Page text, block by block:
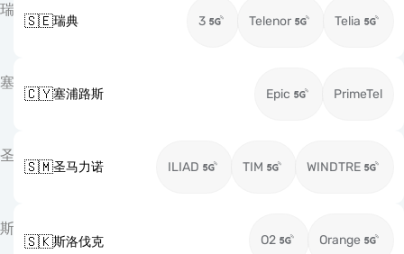
瑞
🇸🇪瑞典 3 Telenor Telia
塞
🇨🇾塞浦路斯 Epic PrimeTel
圣
🇸🇲圣马力诺 ILIAD TIM WINDTRE
斯
🇸🇰斯洛伐克 O2 Orange